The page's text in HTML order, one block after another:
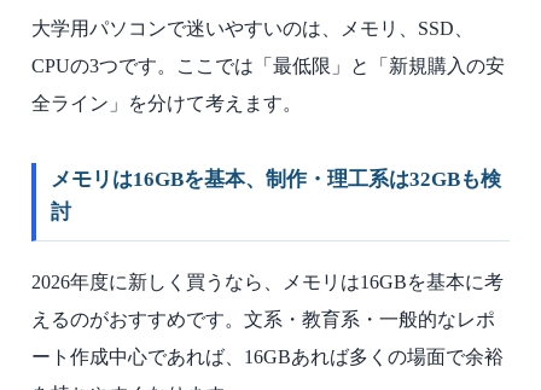
大学用パソコンで迷いやすいのは、メモリ、SSD、
CPUの3つです。ここでは「最低限」と「新規購入の安
全ライン」を分けて考えます。
メモリは16GBを基本、制作・理工系は32GBも検
討
2026年度に新しく買うなら、メモリは16GBを基本に考
えるのがおすすめです。文系・教育系・一般的なレポ
ート作成中心であれば、16GBあれば多くの場面で余裕